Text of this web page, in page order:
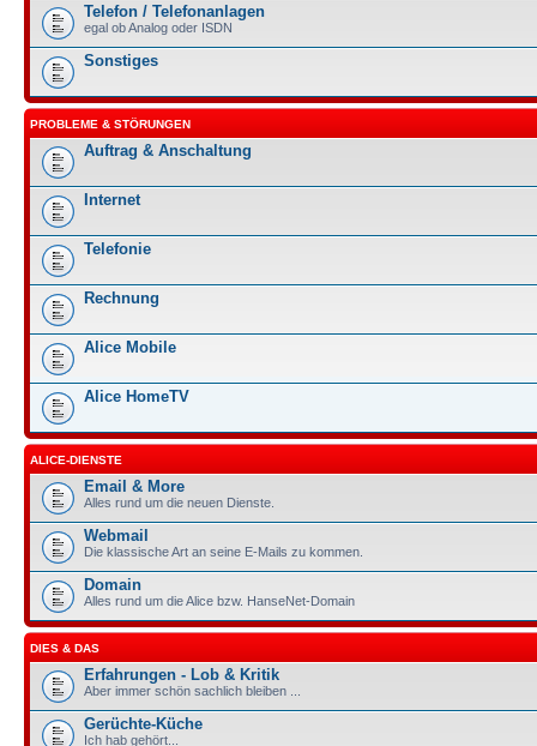
Telefon / Telefonanlagen
egal ob Analog oder ISDN
Sonstiges
PROBLEME & STÖRUNGEN
Auftrag & Anschaltung
Internet
Telefonie
Rechnung
Alice Mobile
Alice HomeTV
ALICE-DIENSTE
Email & More
Alles rund um die neuen Dienste.
Webmail
Die klassische Art an seine E-Mails zu kommen.
Domain
Alles rund um die Alice bzw. HanseNet-Domain
DIES & DAS
Erfahrungen - Lob & Kritik
Aber immer schön sachlich bleiben ...
Gerüchte-Küche
Ich hab gehört...